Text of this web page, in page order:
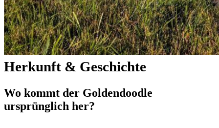
Herkunft & Geschichte
Wo kommt der Goldendoodle
ursprünglich her?